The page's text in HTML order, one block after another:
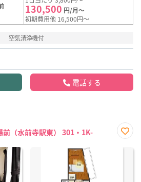
130,500 円/月～
初期費用他 16,500円～
空気清浄機付
電話する
（水前寺駅東） 301・1K-
に入